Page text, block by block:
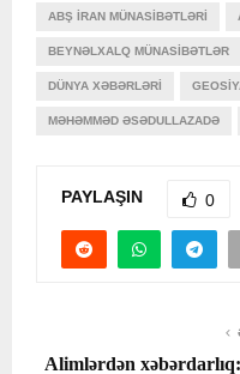
ABŞ İRAN MÜNASIBƏTLƏRI
BEYNƏLXALQ MÜNASIBƏTLƏR
DÜNYA XƏBƏRLƏRI
MƏHƏMMƏD ƏSƏDULLAZADƏ
PAYLAŞIN 0
Alimlərdən